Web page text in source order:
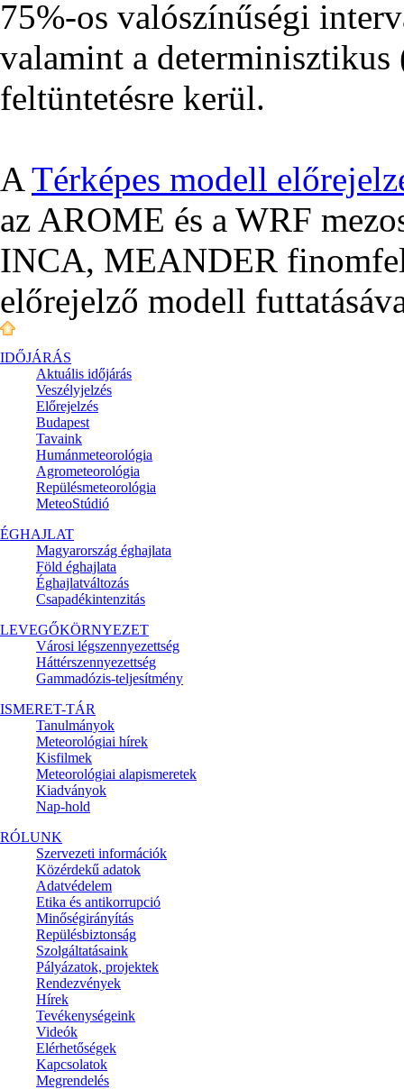
75%-os valószínűségi
valamint a
feltüntetésre kerül.
ATérképes modell
az AROME és a WRF
INCA, MEANDER
előrejelző modell
IDŐJÁRÁS
Aktuális időjárás
Veszélyjelzés
Előrejelzés
Budapest
Tavaink
Humánmeteorológia
Agrometeorológia
Repülésmeteorológia
MeteoStúdió
ÉGHAJLAT
Magyarország éghajlata
Föld éghajlata
Éghajlatváltozás
Csapadékintenzitás
LEVEGŐKÖRNYEZET
Városi légszennyezettség
Háttérszennyezettség
Gammadózis-teljesítmény
ISMERET-TÁR
Tanulmányok
Meteorológiai hírek
Kisfilmek
Meteorológiai alapismeretek
Kiadványok
Nap-hold
RÓLUNK
Szervezeti információk
Közérdekű adatok
Adatvédelem
Etika és antikorrupció
Minőségirányítás
Repülésbiztonság
Szolgáltatásaink
Pályázatok, projektek
Rendezvények
Hírek
Tevékenységeink
Videók
Elérhetőségek
Kapcsolatok
Megrendelés